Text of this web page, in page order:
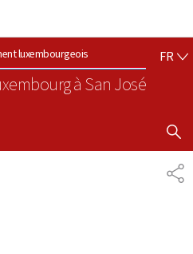
principal
contenu
luxembourgeois
à San José
FR